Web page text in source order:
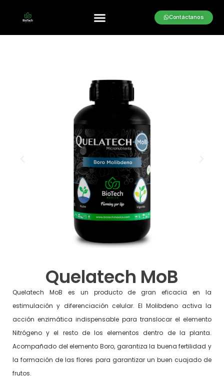
Contáctanos
Quelatech MoB
Quelatech MoB es un producto de gran eficacia en la
estimulación y diferenciación celular. El Molibdeno activa la
acción enzimática indispensable para translocar el elemento
Nitrógeno y el resto de los elementos dentro de la planta.
Acompañado del elemento Boro, garantiza la buena fertilidad y
la formación de las flores para garantizar un buen cuajado de
frutos.